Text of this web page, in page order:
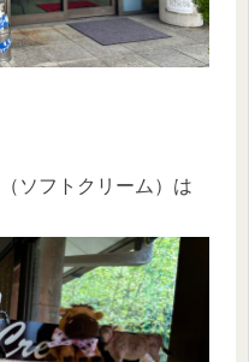
ソフトクリーム）は